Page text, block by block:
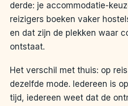
derde: je accommodatie-
reizigers boeken vaker
en dat zijn de plekken waar
ontstaat.
Het verschil met thuis: op
dezelfde mode. Iedereen is
tijd, iedereen weet dat de